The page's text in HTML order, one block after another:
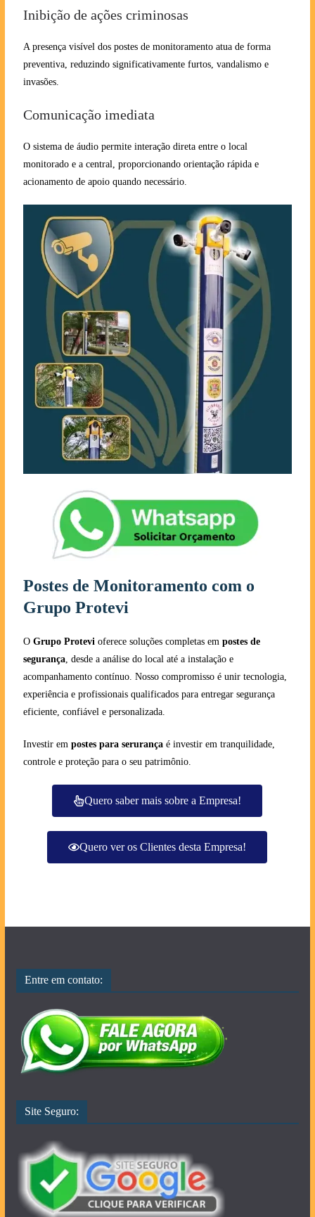
Inibição de ações criminosas
A presença visível dos postes de monitoramento atua de forma
preventiva, reduzindo significativamente furtos, vandalismo e
invasões.
Comunicação imediata
O sistema de áudio permite interação direta entre o local
monitorado e a central, proporcionando orientação rápida e
acionamento de apoio quando necessário.
Postes de Monitoramento com o
Grupo Protevi
O Grupo Protevi oferece soluções completas em postes de
segurança, desde a análise do local até a instalação e
acompanhamento contínuo. Nosso compromisso é unir tecnologia,
experiência e profissionais qualificados para entregar segurança
eficiente, confiável e personalizada.
Investir em postes para serurançaé investir em tranquilidade,
controle e proteção para o seu patrimônio.
Quero saber mais sobre a Empresa!
Quero ver os Clientes desta Empresa!
Entre em contato:
Site Seguro: